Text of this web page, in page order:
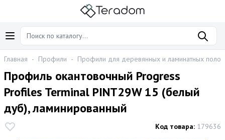
Главная - Профили - Профили для деревянных и ламинатных полов
Профиль окантовочный Progress
Profiles Terminal PINT29W 15 (белый
дуб), ламинированный
Код товара: 179636